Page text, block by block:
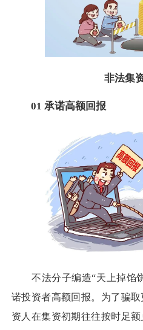
非法集
01 承诺高额回报
不法分子编造“天上掉馅饼
诺投资者高额回报。为了骗
资人在集资初期往往按时足